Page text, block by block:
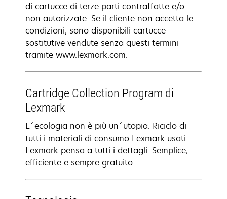
di cartucce di terze parti contraffatte e/o
non autorizzate. Se il cliente non accetta le
condizioni, sono disponibili cartucce
sostitutive vendute senza questi termini
tramite www.lexmark.com.
Cartridge Collection Program di
Lexmark
L´ecologia non è più un´utopia. Riciclo di
tutti i materiali di consumo Lexmark usati.
Lexmark pensa a tutti i dettagli. Semplice,
efficiente e sempre gratuito.